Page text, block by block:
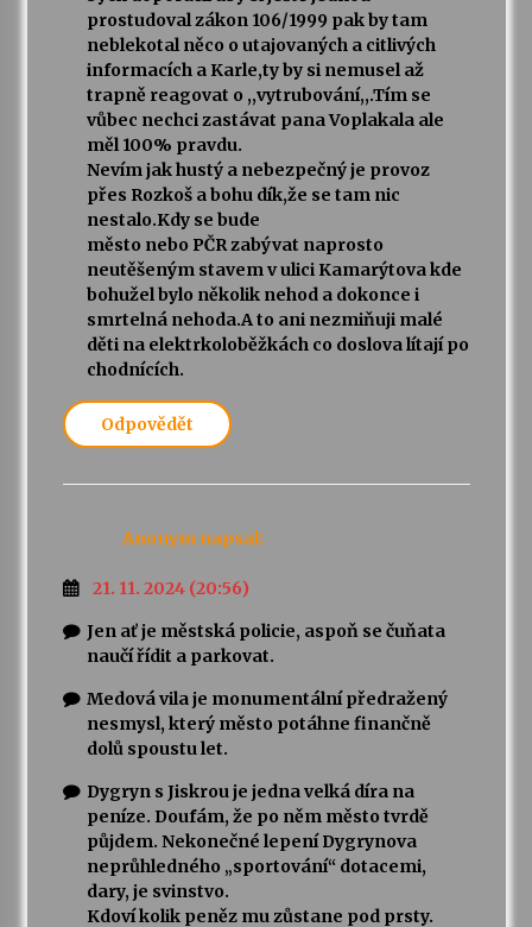
prostudoval zákon 106/1999 pak by tam
neblekotal něco o utajovaných a citlivých
informacích a Karle,ty by si nemusel až
trapně reagovat o ,,vytrubování,,.Tím se
vůbec nechci zastávat pana Voplakala ale
měl 100% pravdu.
Nevím jak hustý a nebezpečný je provoz
přes Rozkoš a bohu dík,že se tam nic
nestalo.Kdy se bude
město nebo PČR zabývat naprosto
neutěšeným stavem v ulici Kamarýtova kde
bohužel bylo několik nehod a dokonce i
smrtelná nehoda.A to ani nezmiňuji malé
děti na elektrkoloběžkách co doslova lítají po
chodnících.
Odpovědět
Anonym napsal:
21. 11. 2024 (20:56)
Jen ať je městská policie, aspoň se čuňata
naučí řídit a parkovat.
Medová vila je monumentální předražený
nesmysl, který město potáhne finančně
dolů spoustu let.
Dygryn s Jiskrou je jedna velká díra na
peníze. Doufám, že po něm město tvrdě
půjdem. Nekonečné lepení Dygrynova
neprůhledného „sportování“ dotacemi,
dary, je svinstvo.
Kdoví kolik peněz mu zůstane pod prsty.